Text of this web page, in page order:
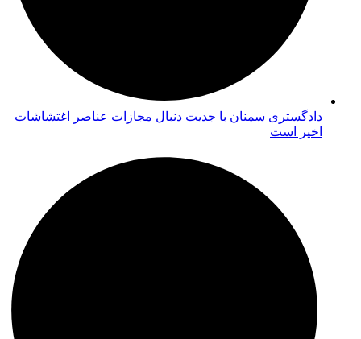
دادگستری سمنان با جدیت دنبال مجازات عناصر اغتشاشات
اخیر است